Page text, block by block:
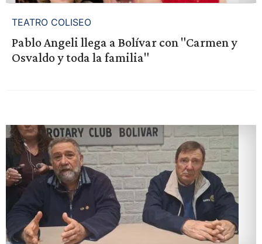
TEATRO COLISEO
Pablo Angeli llega a Bolívar con "Carmen y
Osvaldo y toda la familia"